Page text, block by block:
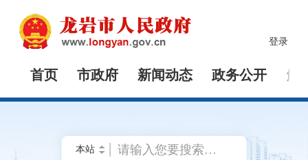
登录
首页 市政府 新闻动态 政务公开 解